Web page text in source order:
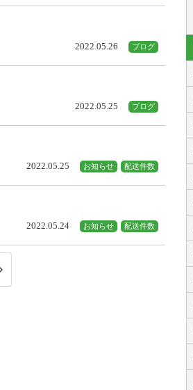
2022.05.26 ブログ
2022.05.25 ブログ
2022.05.25 お知らせ 配送件数
2022.05.24 お知らせ 配送件数